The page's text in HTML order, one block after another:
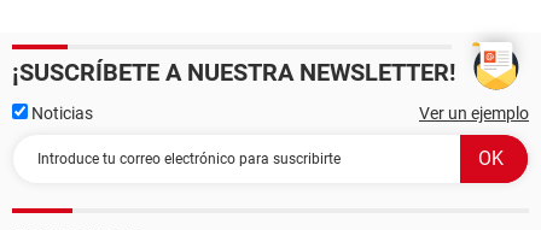
¡SUSCRÍBETE A NUESTRA NEWSLETTER!
Noticias Ver un ejemplo